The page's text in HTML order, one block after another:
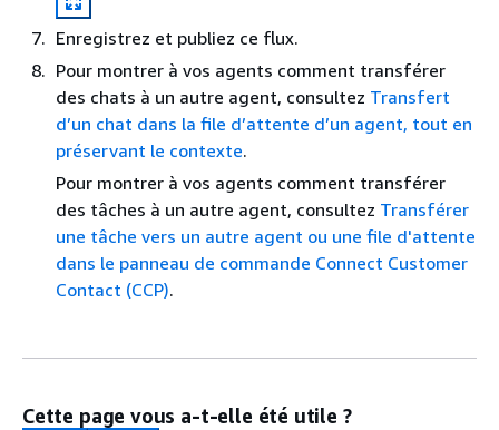
Enregistrez et publiez ce flux.
Pour montrer à vos agents comment transférer
des chats à un autre agent, consultez Transfert
d’un chat dans la file d’attente d’un agent, tout en
préservant le contexte.
Pour montrer à vos agents comment transférer
des tâches à un autre agent, consultez Transférer
une tâche vers un autre agent ou une file d'attente
dans le panneau de commande Connect Customer
Contact (CCP).
Cette page vous a-t-elle été utile ?